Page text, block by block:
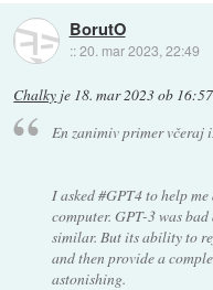
BorutO
::20. mar 2023, 22:49
Chalky je 18. mar 2023 ob 16:57
En zanimiv primer včeraj
I asked #GPT4 to help
computer. GPT-3 was
similar. But its ability to
and then provide a
astonishing.